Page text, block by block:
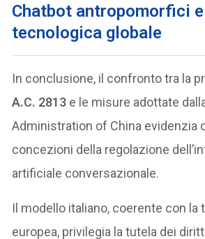
Chatbot antropomorfici
tecnologica globale
In conclusione, il confronto tra la
A.C. 2813 e le misure adottate
Administration of China evidenzia
concezioni della regolazione
artificiale conversazionale.
Il modello italiano, coerente con la
europea, privilegia la tutela dei